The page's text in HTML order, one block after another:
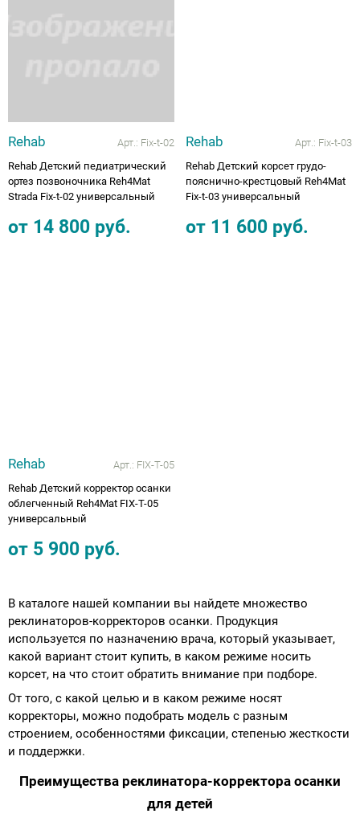
Rehab Арт.: Fix-t-02
Rehab Детский педиатрический
ортез позвоночника Reh4Mat
Strada Fix-t-02 универсальный
от 14 800 руб.
Rehab Арт.: Fix-t-03
Rehab Детский корсет грудо-
пояснично-крестцовый Reh4Mat
Fix-t-03 универсальный
от 11 600 руб.
Rehab Арт.: FIX-T-05
Rehab Детский корректор осанки
облегченный Reh4Mat FIX-T-05
универсальный
от 5 900 руб.
В каталоге нашей компании вы найдете множество
реклинаторов-корректоров осанки. Продукция
используется по назначению врача, который указывает,
какой вариант стоит купить, в каком режиме носить
корсет, на что стоит обратить внимание при подборе.
От того, с какой целью и в каком режиме носят
корректоры, можно подобрать модель с разным
строением, особенностями фиксации, степенью жесткости
и поддержки.
Преимущества реклинатора-корректора осанки
для детей